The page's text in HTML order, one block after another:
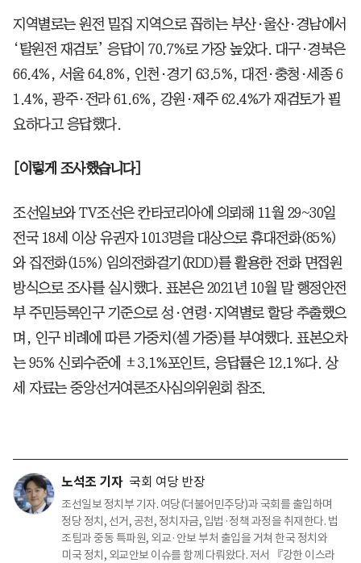
지역별로는 원전 밀집 지역으로 꼽히는 부산·울산·경남에서
‘탈원전 재검토’ 응답이 70.7%로 가장 높았다. 대구·경북은
66.4%, 서울 64.8%, 인천·경기 63.5%, 대전·충청·세종 6
1.4%, 광주·전라 61.6%, 강원·제주 62.4%가 재검토가 필
요하다고 응답했다.
[이렇게 조사했습니다]
조선일보와 TV조선은 칸타코리아에 의뢰해 11월 29~30일
전국 18세 이상 유권자 1013명을 대상으로 휴대전화(85%)
와 집전화(15%) 임의전화걸기(RDD)를 활용한 전화 면접원
방식으로 조사를 실시했다. 표본은 2021년 10월 말 행정안전
부 주민등록인구 기준으로 성·연령·지역별로 할당 추출했으
며, 인구 비례에 따른 가중치(셀 가중)를 부여했다. 표본오차
는 95% 신뢰수준에 ±3.1%포인트, 응답률은 12.1%다. 상
세 자료는 중앙선거여론조사심의위원회 참조.
노석조 기자 국회 여당 반장
조선일보 정치부 기자. 여당(더불어민주당)과 국회를 출입하며
정당 정치, 선거, 공천, 정치자금, 입법·정책 과정을 취재한다. 법
조팀과 중동 특파원, 외교·안보 부처 출입을 거쳐 한국 정치와
미국 정치, 외교안보 이슈를 함께 다뤄왔다. 저서 『강한 이스라